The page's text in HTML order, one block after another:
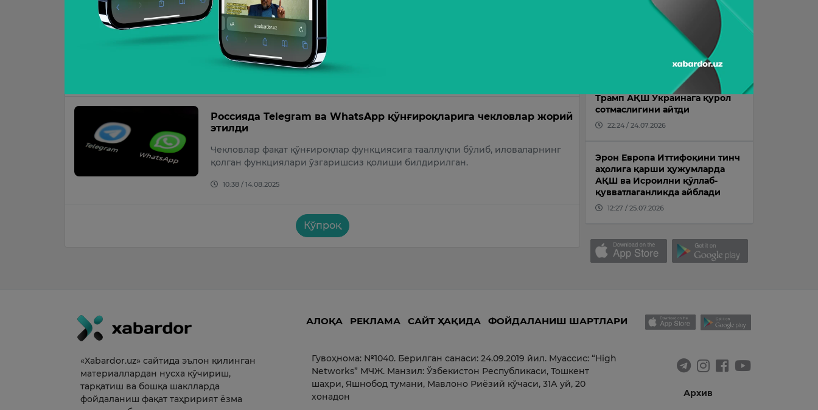
“Ҳибсга олинишим Франция полициясининг хатоси эди” – Павел
Дуров
Telegram асосчиси Францияда бир йил олдин ҳибсга олиниши сабабини
полиция хатоси деб ҳисоблайди.
Россияда Telegram ва WhatsApp қўнғироқларига чекловлар жорий
этилди
Чекловлар фақат қўнғироқлар функциясига тааллуқли бўлиб, иловаларнинг
қолган функциялари ўзгаришсиз қолиши билдирилган.
10:38 / 14.08.2025
Кўпроқ
Рубио: “АҚШ Украинадаги
можарони ҳал қила оладиган
Трамп АҚШ Украинага қурол
сотмаслигини айтди
22:24 / 24.07.2026
Эрон Европа Иттифоқини тинч
аҳолига қарши ҳужумларда
АҚШ ва Исроилни қўллаб-
қувватлаганликда айблади
12:27 / 25.07.2026
«Xabardor.uz» сайтида эълон қилинган
материаллардан нусха кўчириш,
тарқатиш ва бошқа шаклларда
фойдаланиш фақат таҳририят ёзма
АЛОҚА РЕКЛАМА САЙТ ҲАҚИДА ФОЙДАЛАНИШ ШАРТЛАРИ
Гувоҳнома: №1040. Берилган санаси: 24.09.2019 йил. Муассис: “High
Networks” МЧЖ. Манзил: Ўзбекистон Республикаси, Тошкент
шаҳри, Яшнобод тумани, Мавлоно Риёзий кўчаси, 31А уй, 20
хонадон
Архив